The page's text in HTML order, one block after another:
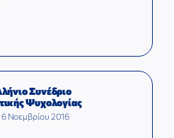
Συνέδριο
Ψυχολογίας
6 Νοεμβρίου 2016